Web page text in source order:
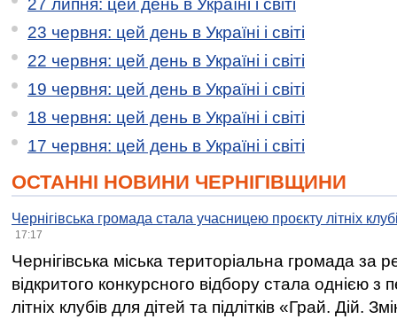
27 липня: цей день в Україні і світі
23 червня: цей день в Україні і світі
22 червня: цей день в Україні і світі
19 червня: цей день в Україні і світі
18 червня: цей день в Україні і світі
17 червня: цей день в Україні і світі
ОСТАННІ НОВИНИ ЧЕРНІГІВЩИНИ
Чернігівська громада стала учасницею проєкту літніх
17:17
Чернігівська міська територіальна громада за
відкритого конкурсного відбору стала однією
літніх клубів для дітей та підлітків «Грай. Дій.